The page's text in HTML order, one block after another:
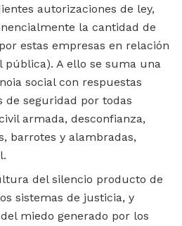
autorizaciones de ley,
la cantidad de
estas empresas en relación
pública). A ello se suma una
social con respuestas
de seguridad por todas
armada, desconfianza,
barrotes y alambradas,
del silencio producto de
sistemas de justicia, y
miedo generado por los